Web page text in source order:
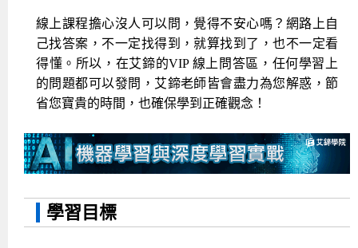
線上課程擔心沒人可以問，覺得不安心嗎？網路上自
己找答案，不一定找得到，就算找到了，也不一定看
得懂。所以，在艾鍗的VIP 線上問答區，任何學習上
的問題都可以發問，艾鍗老師皆會盡力為您解惑，節
省您寶貴的時間，也確保學到正確觀念！
學習目標